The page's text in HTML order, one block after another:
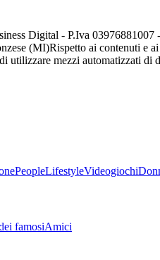
Digital - P.Iva
(MI)Rispetto ai contenuti e
utilizzare mezzi automatizzati di
PeopleLifestyleVideogiochi
famosiAmici